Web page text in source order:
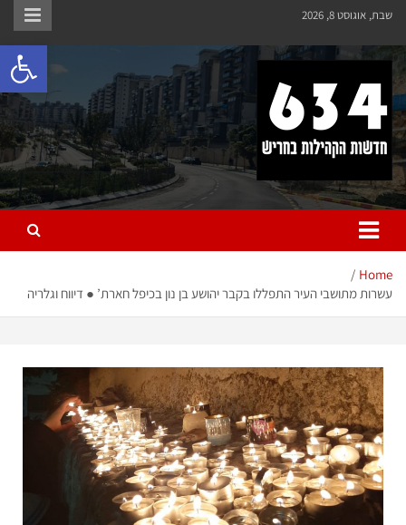
שבת, אוגוסט 8, 2026
חריש 634
חדשות הקהילות בחריש
Home
עשרות מתושבי העיר התפללו בקבר יהושע בן נון בכיפל חארת’ ● דיווח וגלריה